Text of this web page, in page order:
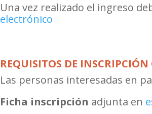
Una vez realizado el ingreso
electrónico
REQUISITOS DE
Las personas interesadas en
Ficha inscripción adjunta en